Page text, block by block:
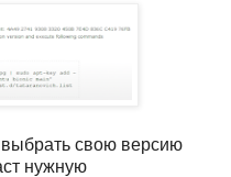
выбрать свою версию
нужную